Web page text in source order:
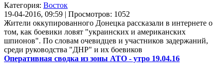
Категория: Восток
19-04-2016, 09:59 | Просмотров: 1052
Жители оккупированного Донецка рассказали в интернете о
том, как боевики ловят "украинских и американских
шпионов". По словам очевидцев и участников задержаний,
среди руководства "ДНР" и их боевиков
Оперативная сводка из зоны АТО - утро 19.04.16